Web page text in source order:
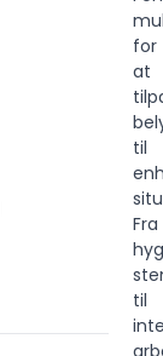
for
at
til
Fra
til